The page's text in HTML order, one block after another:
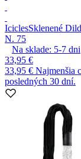
IciclesSklenené
N. 75
Na sklade: 5-7 dni
33,95 €
33,95 € Najmenšia
posledných 30 dní.